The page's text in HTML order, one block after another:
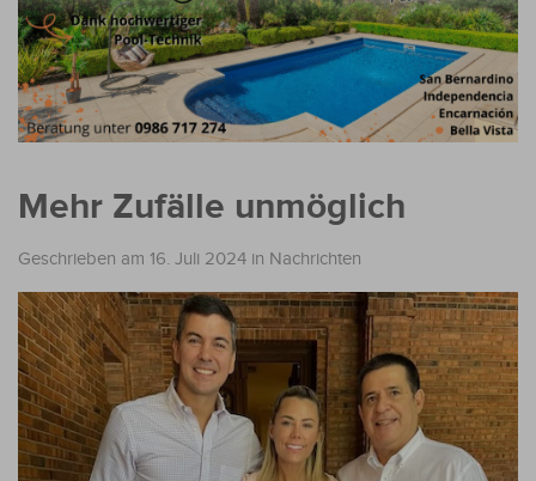
Mehr Zufälle unmöglich
Geschrieben am 16. Juli 2024 in Nachrichten